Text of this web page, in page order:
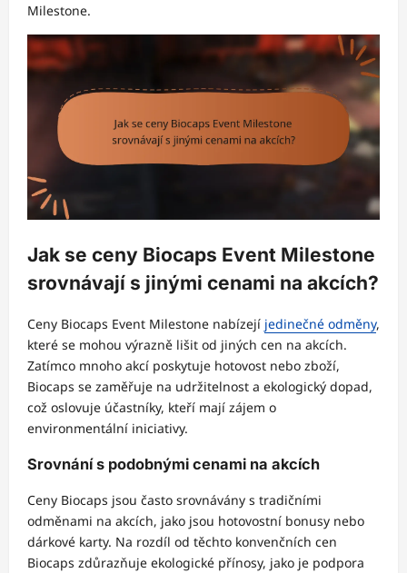
Milestone.
Jak se ceny Biocaps Event Milestone
srovnávají s jinými cenami na akcích?
Ceny Biocaps Event Milestone nabízejí jedinečné odměny,
které se mohou výrazně lišit od jiných cen na akcích.
Zatímco mnoho akcí poskytuje hotovost nebo zboží,
Biocaps se zaměřuje na udržitelnost a ekologický dopad,
což oslovuje účastníky, kteří mají zájem o
environmentální iniciativy.
Srovnání s podobnými cenami na akcích
Ceny Biocaps jsou často srovnávány s tradičními
odměnami na akcích, jako jsou hotovostní bonusy nebo
dárkové karty. Na rozdíl od těchto konvenčních cen
Biocaps zdůrazňuje ekologické přínosy, jako je podpora